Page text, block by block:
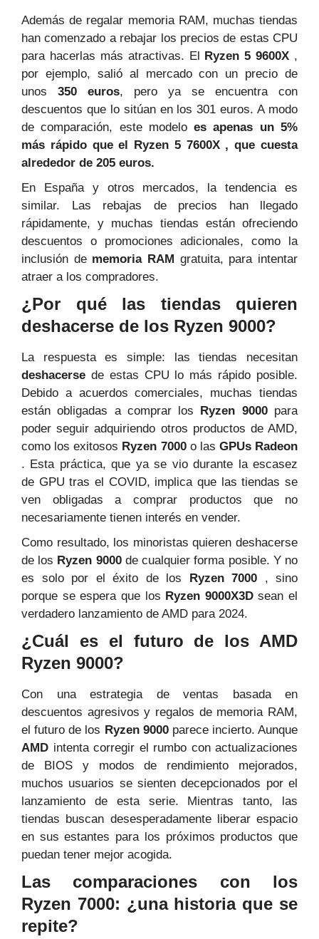
Además de regalar memoria RAM, muchas tiendas
han comenzado a rebajar los precios de estas CPU
para hacerlas más atractivas. El
Ryzen 5 9600X ,
por ejemplo, salió al mercado con un precio de
unos 350 euros, pero ya se encuentra con
descuentos que lo sitúan en los 301 euros. A modo
de comparación, este modeloes apenas un 5%
más rápido que el Ryzen 5 7600X , que cuesta
alrededor de 205 euros.
En España y otros mercados, la tendencia es
similar. Las rebajas de precios han llegado
rápidamente, y muchas tiendas están ofreciendo
descuentos o promociones adicionales, como la
inclusión de memoria RAM gratuita, para intentar
atraer a los compradores.
¿Por qué las tiendas quieren
deshacerse de los Ryzen 9000?
La respuesta es simple: las tiendas necesitan
deshacerse de estas CPU lo más rápido posible.
Debido a acuerdos comerciales, muchas tiendas
están obligadas a comprar los
Ryzen 9000para
poder seguir adquiriendo otros productos de AMD,
como los exitosos Ryzen 7000o las GPUs Radeon
. Esta práctica, que ya se vio durante la escasez
de GPU tras el COVID, implica que las tiendas se
ven obligadas a comprar productos que no
necesariamente tienen interés en vender.
Como resultado, los minoristas quieren deshacerse
de los Ryzen 9000de cualquier forma posible. Y no
es solo por el éxito de los
Ryzen 7000 , sino
porque se espera que los Ryzen 9000X3Dsean el
verdadero lanzamiento de AMD para 2024.
¿Cuál es el futuro de los AMD
Ryzen 9000?
Con una estrategia de ventas basada en
descuentos agresivos y regalos de memoria RAM,
el futuro de los Ryzen 9000parece incierto. Aunque
AMD intenta corregir el rumbo con actualizaciones
de BIOS y modos de rendimiento mejorados,
muchos usuarios se sienten decepcionados por el
lanzamiento de esta serie. Mientras tanto, las
tiendas buscan desesperadamente liberar espacio
en sus estantes para los próximos productos que
puedan tener mejor acogida.
Las comparaciones con los
Ryzen 7000: ¿una historia que se
repite?